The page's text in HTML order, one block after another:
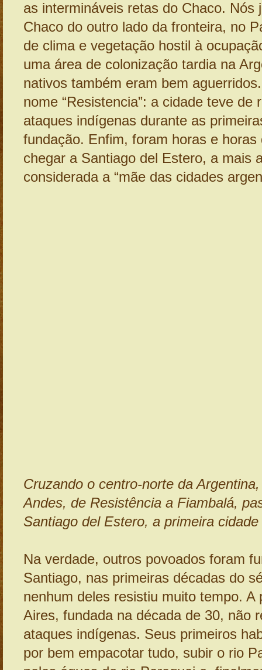
as intermináveis retas do Chaco. Nós
Chaco do outro lado da fronteira, no
de clima e vegetação hostil à
uma área de colonização tardia na
nativos também eram bem
nome “Resistencia”: a cidade teve de
ataques indígenas durante as
fundação. Enfim, foram horas e horas
chegar a Santiago del Estero, a mais
considerada a “mãe das cidades
Cruzando o centro-norte da
Andes, de Resistência a Fiambalá,
Santiago del Estero, a primeira
Na verdade, outros povoados foram
Santiago, nas primeiras décadas do
nenhum deles resistiu muito tempo. A
Aires, fundada na década de 30, não
ataques indígenas. Seus primeiros
por bem empacotar tudo, subir o rio